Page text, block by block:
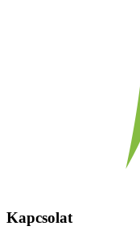
Kapcsolat